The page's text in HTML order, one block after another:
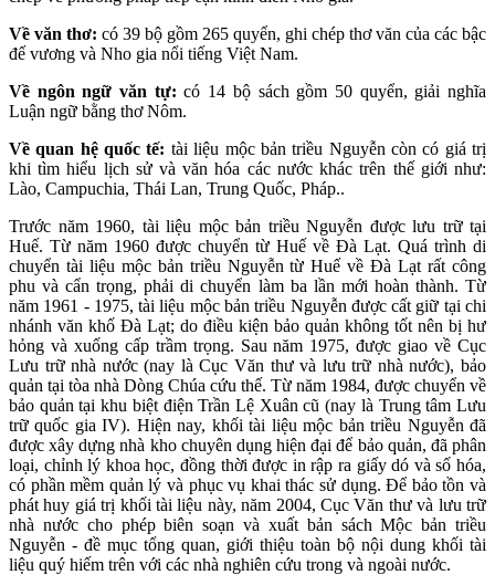
Về văn thơ: có 39 bộ gồm 265 quyển, ghi chép thơ văn của các bậc
đế vương và Nho gia nổi tiếng Việt Nam.
Về ngôn ngữ văn tự:có 14 bộ sách gồm 50 quyển, giải nghĩa
Luận ngữ bằng thơ Nôm.
Về quan hệ quốc tế: tài liệu mộc bản triều Nguyễn còn có giá trị
khi tìm hiểu lịch sử và văn hóa các nước khác trên thế giới như:
Lào, Campuchia, Thái Lan, Trung Quốc, Pháp..
Trước năm 1960, tài liệu mộc bản triều Nguyễn được lưu trữ tại
Huế. Từ năm 1960 được chuyển từ Huế về Đà Lạt. Quá trình di
chuyển tài liệu mộc bản triều Nguyễn từ Huế về Đà Lạt rất công
phu và cẩn trọng, phải di chuyển làm ba lần mới hoàn thành. Từ
năm 1961 - 1975, tài liệu mộc bản triều Nguyễn được cất giữ tại chi
nhánh văn khố Đà Lạt; do điều kiện bảo quản không tốt nên bị hư
hỏng và xuống cấp trầm trọng. Sau năm 1975, được giao về Cục
Lưu trữ nhà nước (nay là Cục Văn thư và lưu trữ nhà nước), bảo
quản tại tòa nhà Dòng Chúa cứu thế. Từ năm 1984, được chuyển về
bảo quản tại khu biệt điện Trần Lệ Xuân cũ (nay là Trung tâm Lưu
trữ quốc gia IV). Hiện nay, khối tài liệu mộc bản triều Nguyễn đã
được xây dựng nhà kho chuyên dụng hiện đại để bảo quản, đã phân
loại, chỉnh lý khoa học, đồng thời được in rập ra giấy dó và số hóa,
có phần mềm quản lý và phục vụ khai thác sử dụng. Để bảo tồn và
phát huy giá trị khối tài liệu này, năm 2004, Cục Văn thư và lưu trữ
nhà nước cho phép biên soạn và xuất bản sách Mộc bản triều
Nguyễn - đề mục tổng quan, giới thiệu toàn bộ nội dung khối tài
liệu quý hiếm trên với các nhà nghiên cứu trong và ngoài nước.